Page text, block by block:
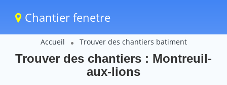
Chantier fenetre
Accueil Trouver des chantiers batiment
Trouver des chantiers : Montreuil-
aux-lions